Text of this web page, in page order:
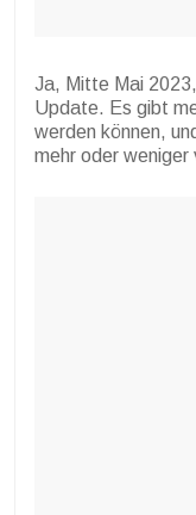
Ja, Mitte Mai 2023,
Update. Es gibt
werden können,
mehr oder weniger